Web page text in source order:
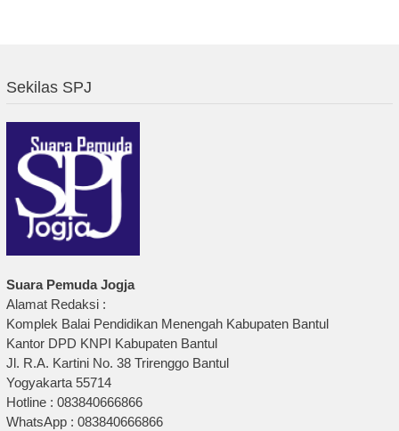
Sekilas SPJ
Suara Pemuda Jogja
Alamat Redaksi :
Komplek Balai Pendidikan Menengah Kabupaten Bantul
Kantor DPD KNPI Kabupaten Bantul
Jl. R.A. Kartini No. 38 Trirenggo Bantul
Yogyakarta 55714
Hotline : 083840666866
WhatsApp : 083840666866